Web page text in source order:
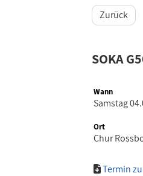
Zurück
SOKA
Wann
Samstag
Ort
Chur
Termin